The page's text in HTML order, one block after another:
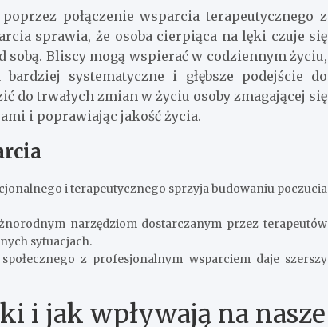
połączenie wsparcia terapeutycznego z
sprawia, że osoba cierpiąca na lęki czuje się
Bliscy mogą wspierać w codziennym życiu,
systematyczne i głębsze podejście do
do trwałych zmian w życiu osoby zmagającej się
i poprawiając jakość życia.
i terapeutycznego sprzyja budowaniu poczucia
narzędziom dostarczanym przez terapeutów
sytuacjach.
społecznego z profesjonalnym wsparciem daje szerszy
i jak wpływają na nasze